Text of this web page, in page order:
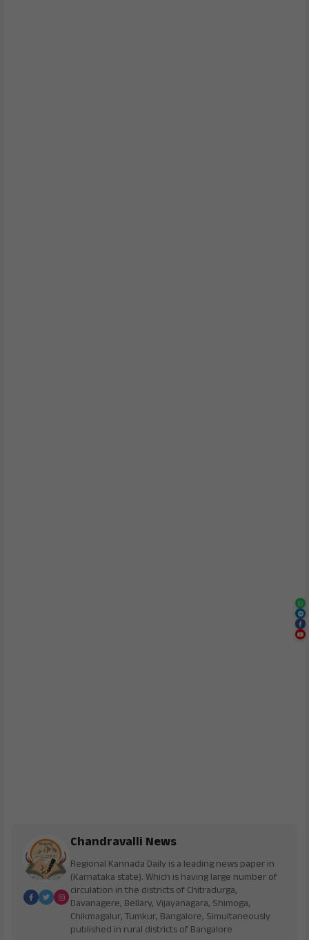
Chandravalli News
Regional Kannada Daily is a leading news paper in
(Karnataka state). Which is having large number of
circulation in the districts of Chitradurga,
Davanagere, Bellary, Vijayanagara, Shimoga,
Chikmagalur, Tumkur, Bangalore, Simultaneously
published in rural districts of Bangalore